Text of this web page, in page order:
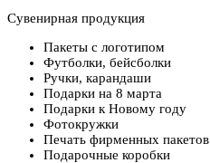
Сувенирная продукция
Пакеты с логотипом
Футболки, бейсболки
Ручки, карандаши
Подарки на 8 марта
Подарки к Новому году
Фотокружки
Печать фирменных пакетов
Подарочные коробки